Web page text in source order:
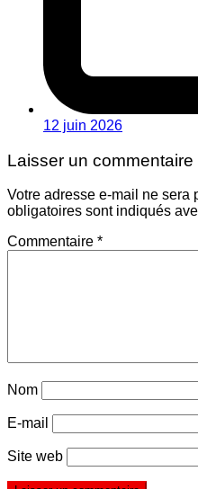
12 juin 2026
Laisser un commentaire
Votre adresse e-mail ne sera
obligatoires sont indiqués
Commentaire *
Nom
E-mail
Site web